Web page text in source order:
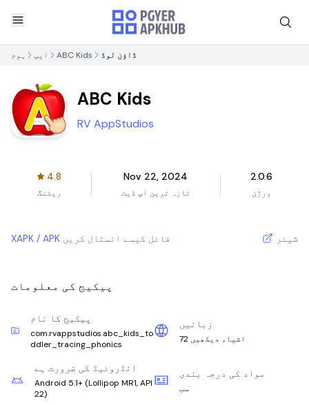
ہوم ایپ ABC Kids ڈاؤن لوڈ
ABC Kids
RV AppStudios
4.8
ریٹنگ
Nov 22, 2024
تازہ ترین اپ ڈیٹ
2.0.6
ورژن
XAPK / APK فائل کیسے انسٹال کریں شیئر
پیکیج کی معلومات
پیکیج کا نام
com.rvappstudios.abc_kids_to
ddler_tracing_phonics
زبانیں
72 اشیاء دیکھیں
انڈروئیڈ کی ضرورت ہے
Android 5.1+ (Lollipop MR1, API
22)
مواد کی درجہ بندی
سب